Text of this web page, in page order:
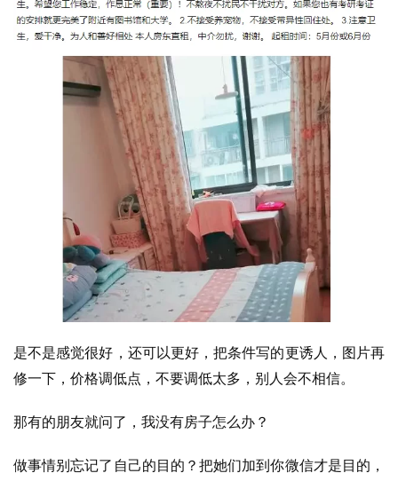
眼
案
业
资
会
注册
是不是感觉很好，还可以更好，把条件写的更诱人，图片再
修一下，价格调低点，不要调低太多，别人会不相信​。
那有的朋友就问了，​我没有房子怎么办？
做事情别忘记了自己的目的？把她们加到你微信才是目的，